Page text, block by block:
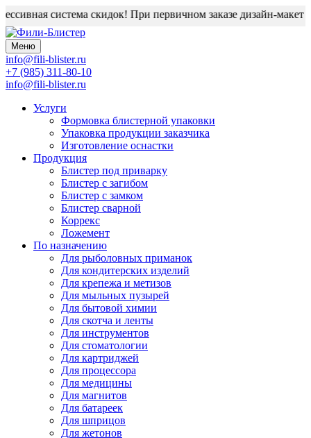
система скидок! При первичном заказе дизайн-макет
Меню
info@fili-blister.ru
+7 (985) 311-80-10
info@fili-blister.ru
Услуги
Формовка блистерной упаковки
Упаковка продукции заказчика
Изготовление оснастки
Продукция
Блистер под приварку
Блистер с загибом
Блистер с замком
Блистер сварной
Коррекс
Ложемент
По назначению
Для рыболовных приманок
Для кондитерских изделий
Для крепежа и метизов
Для мыльных пузырей
Для бытовой химии
Для скотча и ленты
Для инструментов
Для стоматологии
Для картриджей
Для процессора
Для медицины
Для магнитов
Для батареек
Для шприцов
Для жетонов